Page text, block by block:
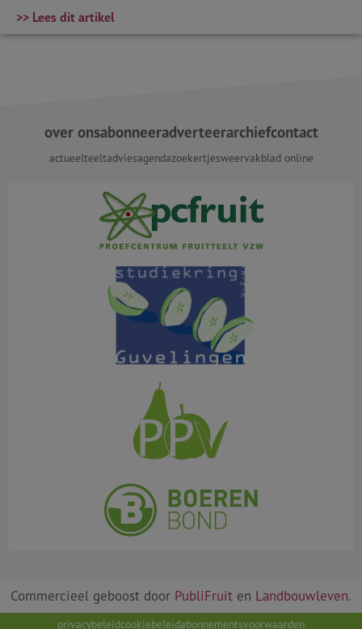
>> Lees dit artikel
over onsabonneeradverteerarchiefcontact
actueelteeltadviesagendazoekertjesweervakblad online
Commercieel geboost door PubliFruit en Landbouwleven.
privacybeleidcookiebeleidabonnementsvoorwaarden